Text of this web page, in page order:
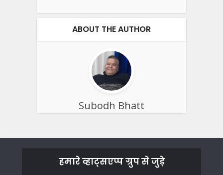
ABOUT THE AUTHOR
Subodh Bhatt
हमारे व्हाट्सएप्प ग्रुप से जुड़े